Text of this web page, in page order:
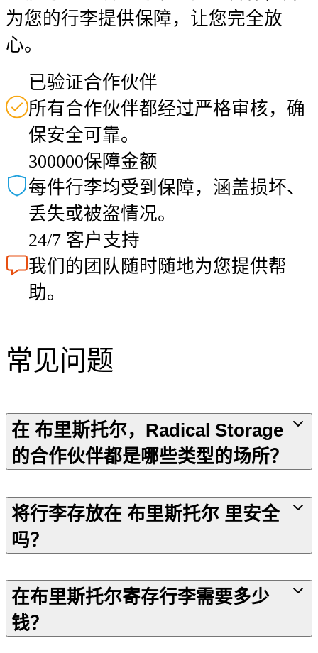
为您的行李提供保障，让您完全放
心。
已验证合作伙伴
所有合作伙伴都经过严格审核，确
保安全可靠。
300000保障金额
每件行李均受到保障，涵盖损坏、
丢失或被盗情况。
24/7 客户支持
我们的团队随时随地为您提供帮
助。
常见问题
在 布里斯托尔，Radical Storage
的合作伙伴都是哪些类型的场所？
将行李存放在 布里斯托尔 里安全
吗？
在布里斯托尔寄存行李需要多少
钱？